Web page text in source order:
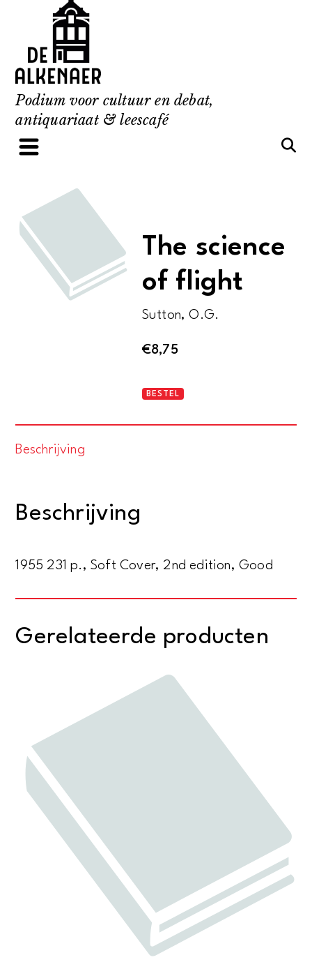
content
Podium voor cultuur en debat,
antiquariaat & leescafé
The science
of flight
Sutton, O.G.
€8,75
The
BESTEL
Beschrijving
Beschrijving
1955 231 p., Soft Cover, 2nd edition, Good
Gerelateerde producten